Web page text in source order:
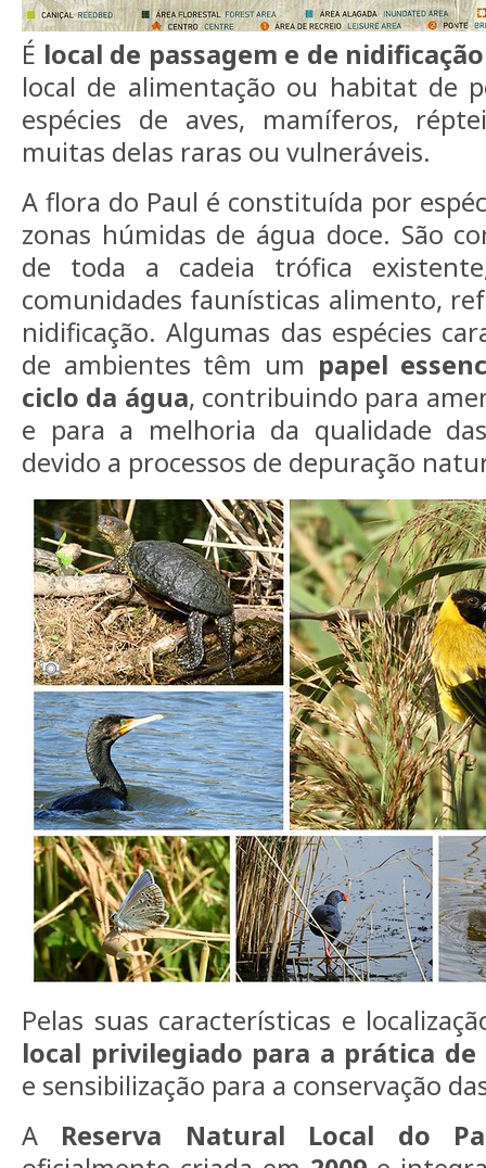
É local de passagem e de nidificação
local de alimentação ou habitat de
espécies de aves, mamíferos,
muitas delas raras ou vulneráveis.
A flora do Paul é constituída por
zonas húmidas de água doce. São
de toda a cadeia trófica
comunidades faunísticas alimento,
nidificação. Algumas das espécies
de ambientes têm um papel
ciclo da água, contribuindo para
e para a melhoria da qualidade
devido a processos de depuração
Pelas suas características e
local privilegiado para a prática de
e sensibilização para a conservação
A Reserva Natural Local do